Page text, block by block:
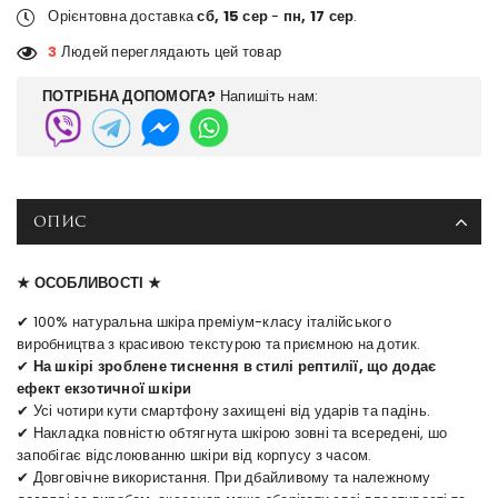
Орієнтовна доставкасб, 15 сер- пн, 17 сер.
3 Людей переглядають цей товар
ПОТРІБНА ДОПОМОГА? Напишіть нам:
ОПИС
★ ОСОБЛИВОСТІ ★
✔ 100% натуральна шкіра преміум-класу італійського
виробництва з красивою текстурою та приємною на дотик.
✔ На шкірі зроблене тиснення в стилі рептилії, що додає
ефект екзотичної шкіри
✔ Усі чотири кути смартфону захищені від ударів та падінь.
✔ Накладка повністю обтягнута шкірою зовні та всередені, шо
запобігає відслоюванню шкіри від корпусу з часом.
✔ Довговічне використання. При дбайливому та належному